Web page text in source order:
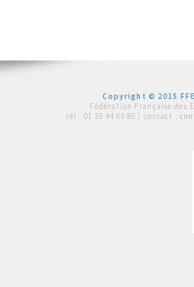
Copyright © 2015
Fédération Française des
tél : 01 39 44 65 80 | contact :